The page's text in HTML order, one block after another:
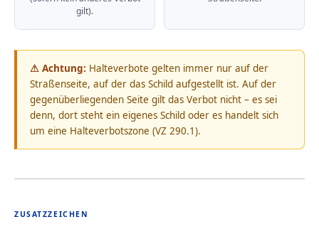
gilt).
⚠ Achtung: Halteverbote gelten immer nur auf der
Straßenseite, auf der das Schild aufgestellt ist. Auf der
gegenüberliegenden Seite gilt das Verbot nicht – es sei
denn, dort steht ein eigenes Schild oder es handelt sich
um eine Halteverbotszone (VZ 290.1).
ZUSATZZEICHEN